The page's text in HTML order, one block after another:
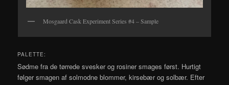
Mosgaard Cask Experiment Series #4 – Sample
PALETTE:
Sødme fra de tørrede svesker og rosiner smages først. Hurtigt
følger smagen af solmodne blommer, kirsebær og solbær. Efter